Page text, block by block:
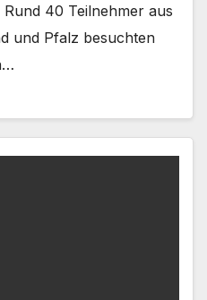
40 Teilnehmer aus
und Pfalz besuchten